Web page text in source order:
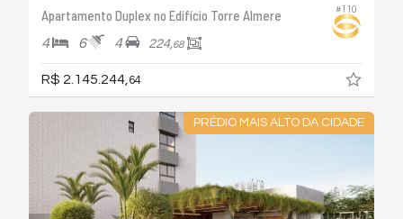
#110
Apartamento Duplex no Edifício Torre Almere
4 6 4 224,68
R$ 2.145.244, 64
PRÉDIO MAIS ALTO DA CIDADE